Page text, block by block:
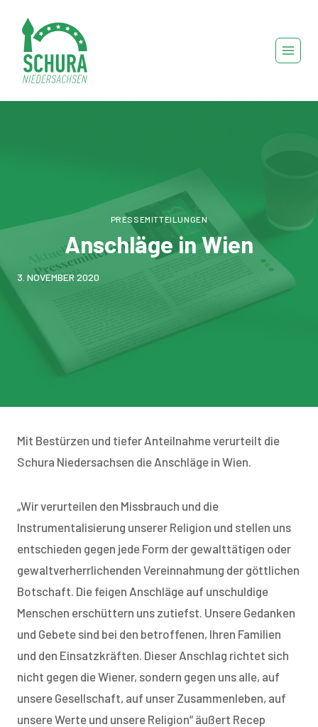
Inhalt
springen
PRESSEMITTEILUNGEN
Anschläge in Wien
3. NOVEMBER 2020
Mit Bestürzen und tiefer Anteilnahme verurteilt die
Schura Niedersachsen die Anschläge in Wien.
„Wir verurteilen den Missbrauch und die
Instrumentalisierung unserer Religion und stellen uns
entschieden gegen jede Form der gewalttätigen oder
gewaltverherrlichenden Vereinnahmung der göttlichen
Botschaft. Die feigen Anschläge auf unschuldige
Menschen erschüttern uns zutiefst. Unsere Gedanken
und Gebete sind bei den betroffenen, Ihren Familien
und den Einsatzkräften. Dieser Anschlag richtet sich
nicht gegen die Wiener, sondern gegen uns alle, auf
unsere Gesellschaft, auf unser Zusammenleben, auf
unsere Werte und unsere Religion“ äußert Recep